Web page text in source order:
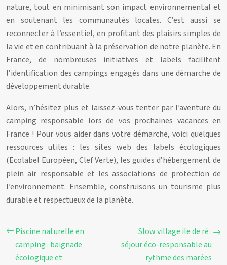
nature, tout en minimisant son impact environnemental et
en soutenant les communautés locales. C’est aussi se
reconnecter à l’essentiel, en profitant des plaisirs simples de
la vie et en contribuant à la préservation de notre planète. En
France, de nombreuses initiatives et labels facilitent
l’identification des campings engagés dans une démarche de
développement durable.
Alors, n’hésitez plus et laissez-vous tenter par l’aventure du
camping responsable lors de vos prochaines vacances en
France ! Pour vous aider dans votre démarche, voici quelques
ressources utiles : les sites web des labels écologiques
(Ecolabel Européen, Clef Verte), les guides d’hébergement de
plein air responsable et les associations de protection de
l’environnement. Ensemble, construisons un tourisme plus
durable et respectueux de la planète.
Piscine naturelle en
camping : baignade
écologique et
Slow village ile de ré :
séjour éco-responsable au
rythme des marées